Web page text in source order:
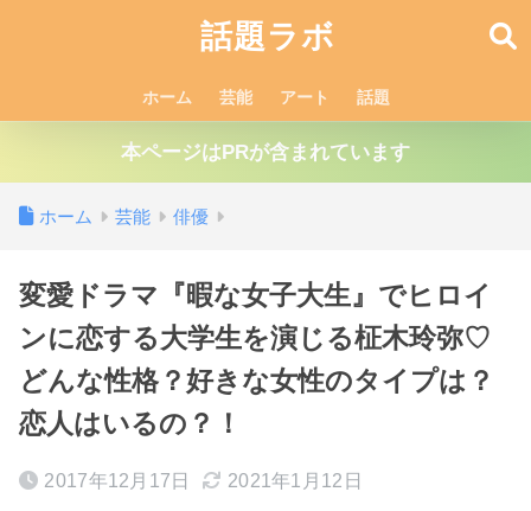
話題ラボ
ホーム 芸能 アート 話題
本ページはPRが含まれています
ホーム 芸能 俳優
変愛ドラマ『暇な女子大生』でヒロイ
ンに恋する大学生を演じる柾木玲弥♡
どんな性格？好きな女性のタイプは？
恋人はいるの？！
2017年12月17日 2021年1月12日